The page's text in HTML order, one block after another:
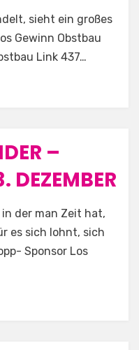
sieht ein großes
Gewinn Obstbau
Link 437…
–
DEZEMBER
der man Zeit hat,
es sich lohnt, sich
Sponsor Los